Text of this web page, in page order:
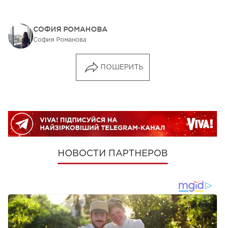
СОФИЯ РОМАНОВА
София Романова
ПОШЕРИТЬ
НОВОСТИ ПАРТНЕРОВ